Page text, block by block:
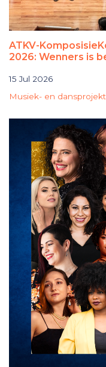
ATKV-
2026: Wenners is
15 Jul 2026
Musiek- en